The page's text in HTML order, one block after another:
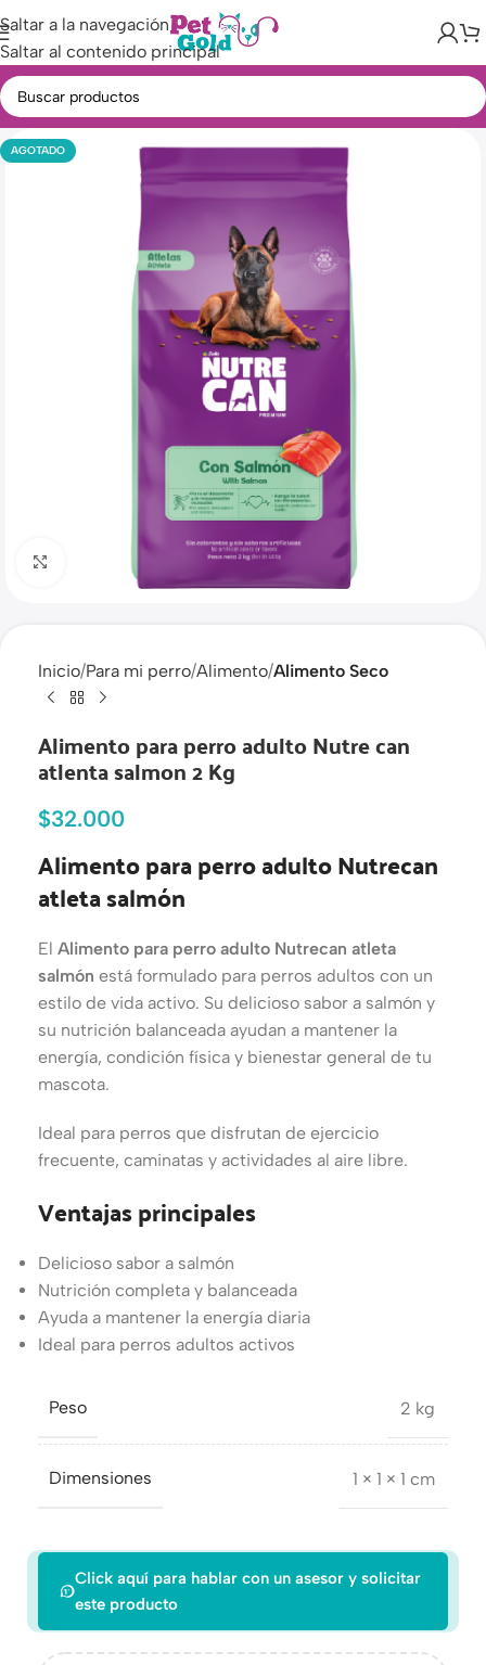
Saltar a la navegación
Saltar al contenido principal
AGOTADO
Haga clic para ampliar
Inicio Para mi perro Alimento Alimento Seco
Alimento para perro adulto Nutre can
atlenta salmon 2 Kg
$32.000
Alimento para perro adulto Nutrecan
atleta salmón
El Alimento para perro adulto Nutrecan atleta
salmón está formulado para perros adultos con un
estilo de vida activo. Su delicioso sabor a salmón y
su nutrición balanceada ayudan a mantener la
energía, condición física y bienestar general de tu
mascota.
Ideal para perros que disfrutan de ejercicio
frecuente, caminatas y actividades al aire libre.
Ventajas principales
Delicioso sabor a salmón
Nutrición completa y balanceada
Ayuda a mantener la energía diaria
Ideal para perros adultos activos
Peso 2 kg
Dimensiones 1 × 1 × 1 cm
Click aquí para hablar con un asesor y solicitar
este producto